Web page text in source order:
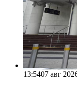
13:5407 авг